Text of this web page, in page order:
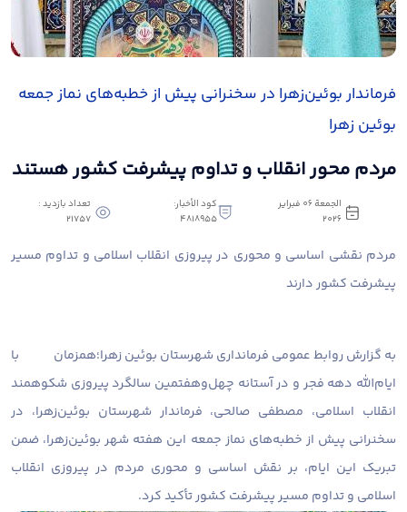
فرماندار بوئین‌زهرا در سخنرانی پیش از خطبه‌های نماز جمعه
بوئین زهرا
مردم محور انقلاب و تداوم پیشرفت کشور هستند
الجمعة ٠٦ فبراير
٢٠٢٦
كود الأخبار:
4818955
تعداد بازدید :
21757
مردم نقشی اساسی و محوری در پیروزی انقلاب اسلامی و تداوم مسیر
پیشرفت کشور دارند
به گزارش روابط عمومی فرمانداری شهرستان بوئین زهرا؛همزمان با
ایام‌الله دهه فجر و در آستانه چهل‌وهفتمین سالگرد پیروزی شکوهمند
انقلاب اسلامی، مصطفی صالحی، فرماندار شهرستان بوئین‌زهرا، در
سخنرانی پیش از خطبه‌های نماز جمعه این هفته شهر بوئین‌زهرا، ضمن
تبریک این ایام، بر نقش اساسی و محوری مردم در پیروزی انقلاب
اسلامی و تداوم مسیر پیشرفت کشور تأکید کرد.